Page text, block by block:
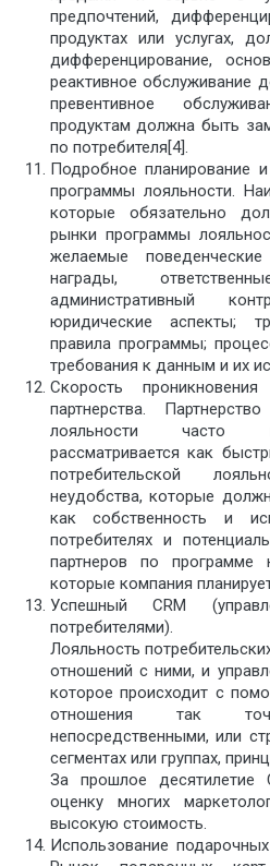
предпочтений,
продуктах или услугах,
дифференцирование,
реактивное обслуживание
превентивное
продуктам должна быть
по потребителя[4].
Подробное планирование
программы лояльности.
которые обязательно
рынки программы
желаемые
награды,
административный
юридические аспекты;
правила программы;
требования к данным и их
Скорость
партнерства.
лояльности часто
рассматривается как
потребительской
неудобства, которые
как собственность и
потребителях и
партнеров по
которые компания
Успешный CRM
потребителями).
Лояльность
отношений с ними, и
которое происходит с
отношения так
непосредственными, или
сегментах или группах,
За прошлое десятилетие
оценку многих
высокую стоимость.
Использование